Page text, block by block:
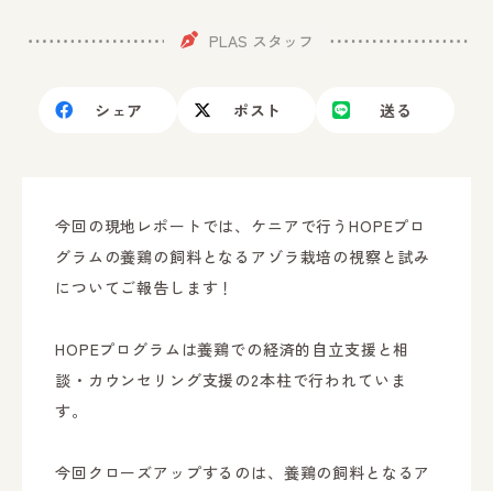
PLAS スタッフ
シェア ポスト 送る
今回の現地レポートでは、ケニアで行うHOPEプロ
グラムの養鶏の飼料となるアゾラ栽培の視察と試み
についてご報告します！
HOPEプログラムは養鶏での経済的自立支援と相
談・カウンセリング支援の2本柱で行われていま
す。
今回クローズアップするのは、養鶏の飼料となるア